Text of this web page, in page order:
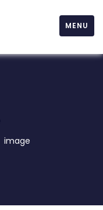
MENU
image